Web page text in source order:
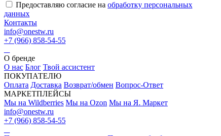
Предоставляю согласие на обработку персональных
данных
Контакты
info@onestw.ru
+7 (966) 858-54-55
О бренде
О нас Блог Твой ассистент
ПОКУПАТЕЛЮ
Оплата Доставка Возврат/обмен Вопрос-Ответ
МАРКЕТПЛЕЙСЫ
Мы на Wildberries Мы на Ozon Мы на Я. Маркет
info@onestw.ru
+7 (966) 858-54-55